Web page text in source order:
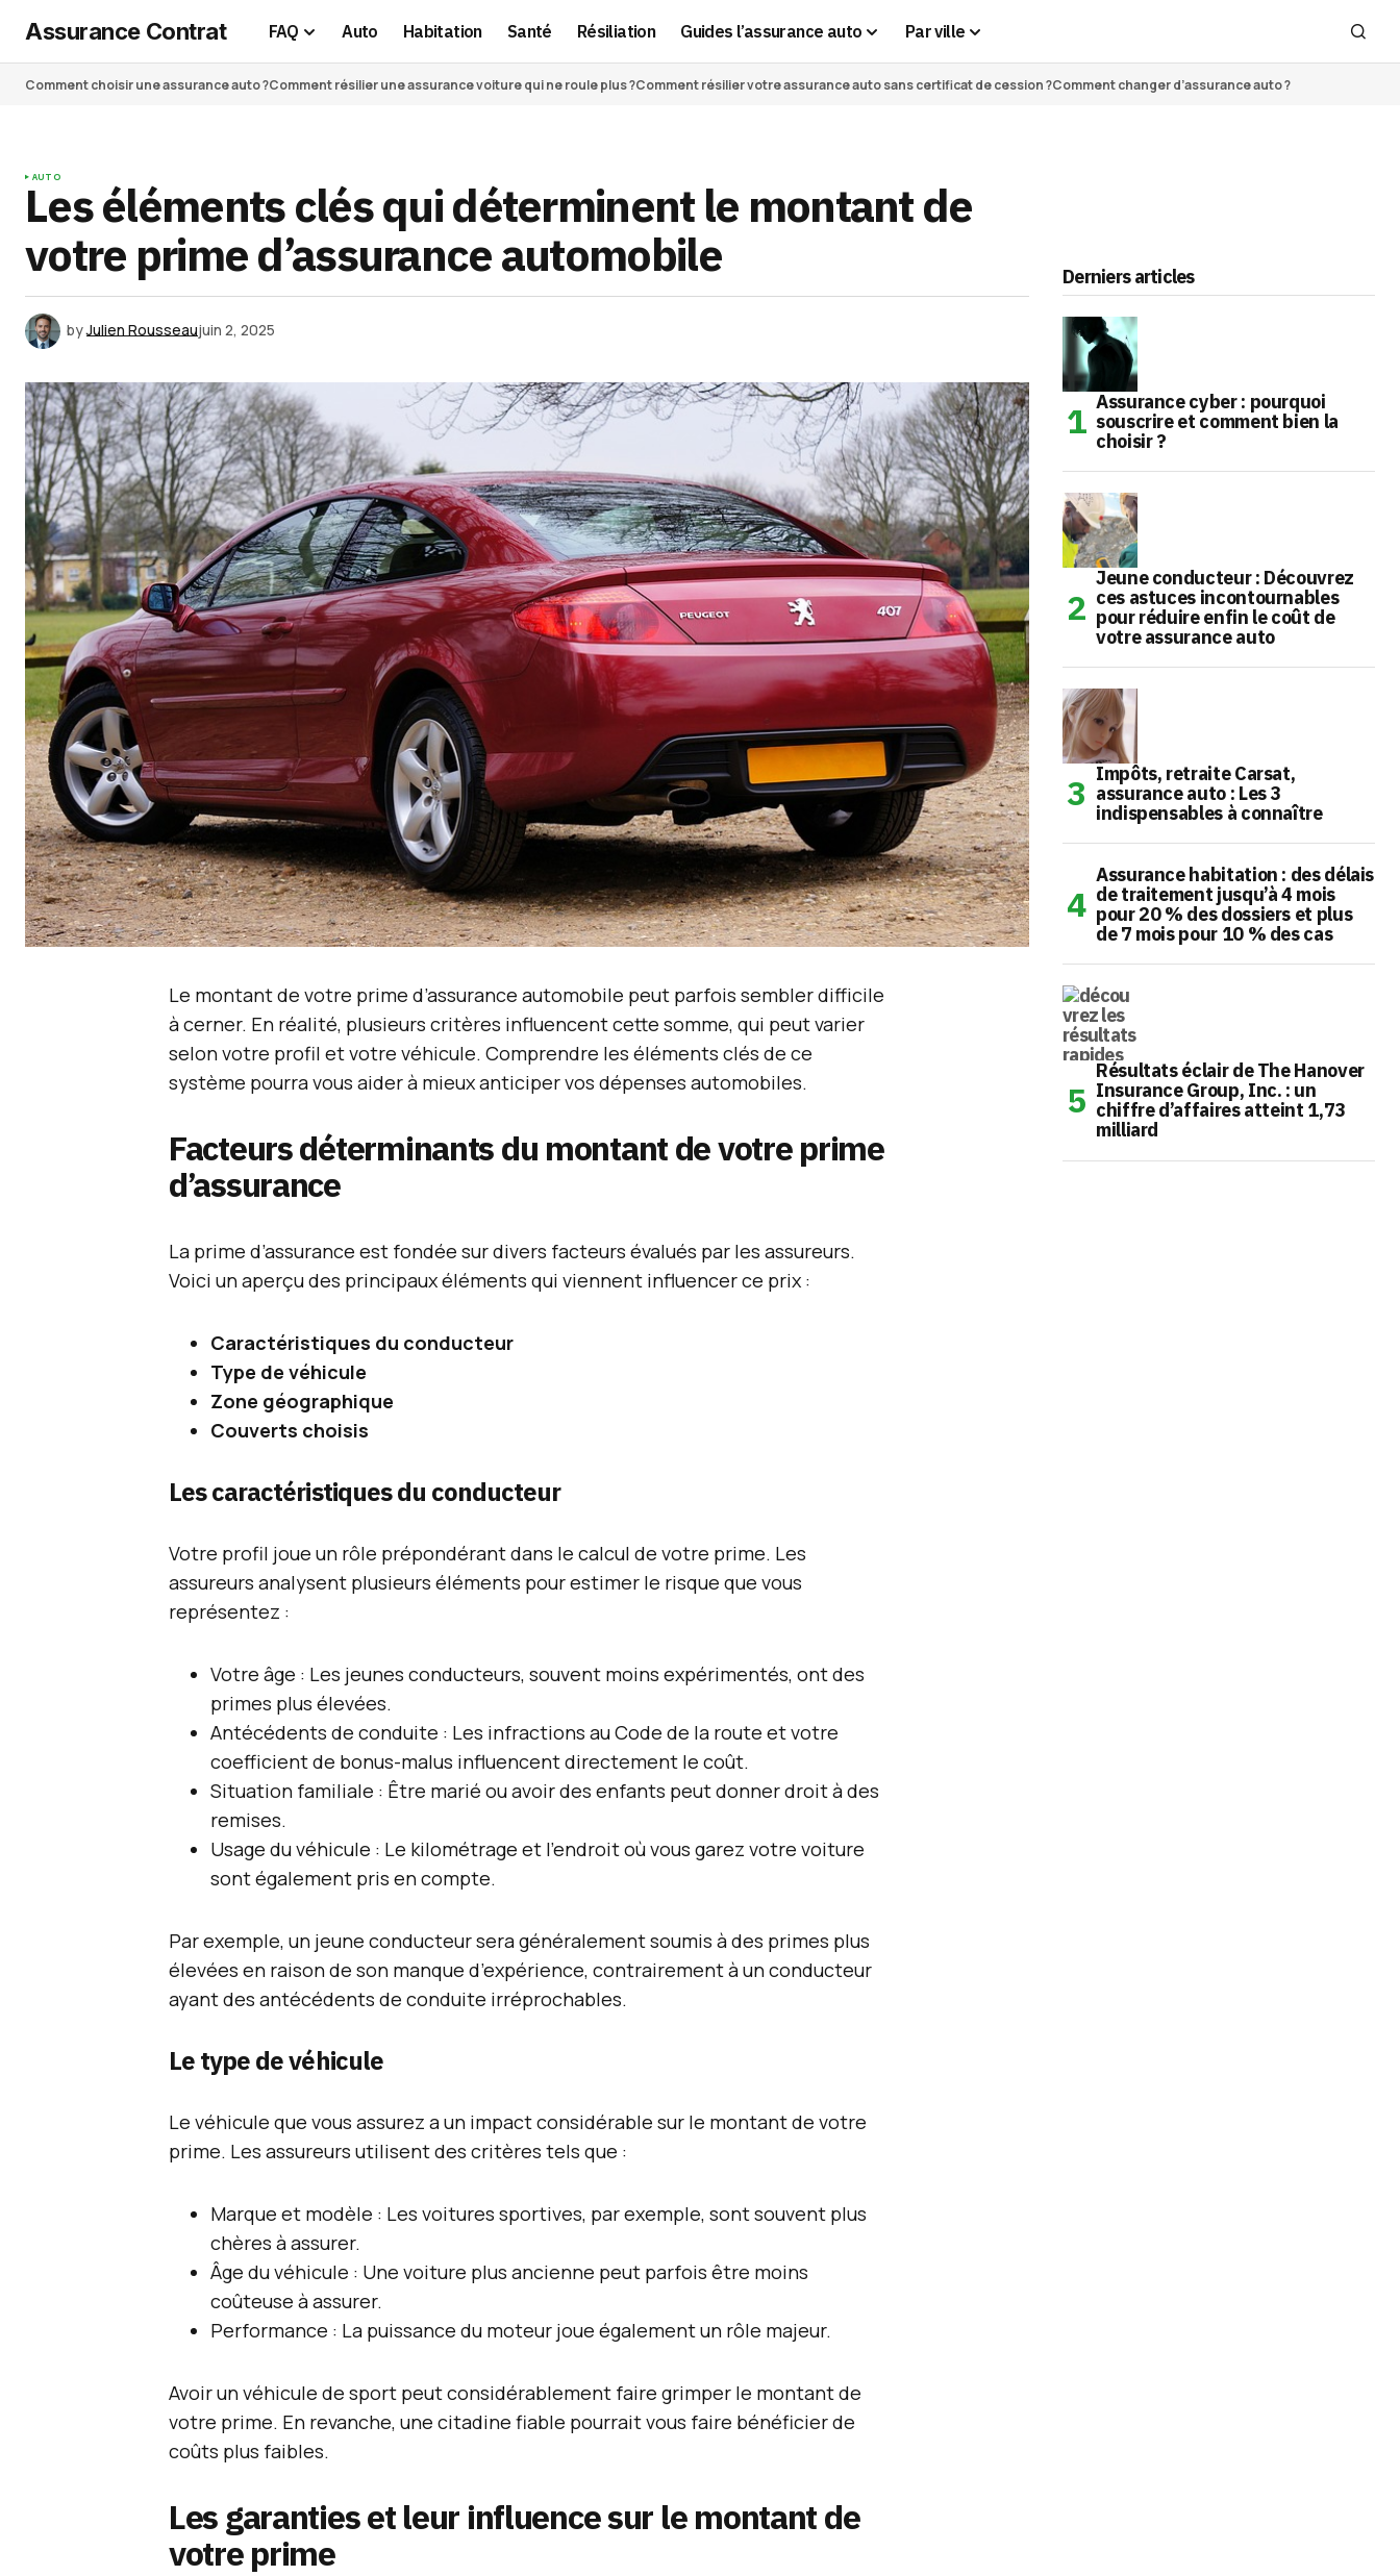
Assurance Contrat FAQ Auto Habitation Santé Résiliation Guides l’assurance auto Par ville
Comment choisir une assurance auto ?Comment résilier une assurance voiture qui ne roule plus ?Comment résilier votre assurance auto sans certificat de cession ?Comment changer d’assurance auto ?
AUTO
Les éléments clés qui déterminent le montant de
votre prime d’assurance automobile
byJulien Rousseaujuin 2, 2025
Le montant de votre prime d’assurance automobile peut parfois sembler difficile
à cerner. En réalité, plusieurs critères influencent cette somme, qui peut varier
selon votre profil et votre véhicule. Comprendre les éléments clés de ce
système pourra vous aider à mieux anticiper vos dépenses automobiles.
Facteurs déterminants du montant de votre prime
d’assurance
La prime d’assurance est fondée sur divers facteurs évalués par les assureurs.
Voici un aperçu des principaux éléments qui viennent influencer ce prix :
Caractéristiques du conducteur
Type de véhicule
Zone géographique
Couverts choisis
Les caractéristiques du conducteur
Votre profil joue un rôle prépondérant dans le calcul de votre prime. Les
assureurs analysent plusieurs éléments pour estimer le risque que vous
représentez :
Votre âge : Les jeunes conducteurs, souvent moins expérimentés, ont des
primes plus élevées.
Antécédents de conduite : Les infractions au Code de la route et votre
coefficient de bonus-malus influencent directement le coût.
Situation familiale : Être marié ou avoir des enfants peut donner droit à des
remises.
Usage du véhicule : Le kilométrage et l’endroit où vous garez votre voiture
sont également pris en compte.
Par exemple, un jeune conducteur sera généralement soumis à des primes plus
élevées en raison de son manque d’expérience, contrairement à un conducteur
ayant des antécédents de conduite irréprochables.
Le type de véhicule
Le véhicule que vous assurez a un impact considérable sur le montant de votre
prime. Les assureurs utilisent des critères tels que :
Marque et modèle : Les voitures sportives, par exemple, sont souvent plus
chères à assurer.
Âge du véhicule : Une voiture plus ancienne peut parfois être moins
coûteuse à assurer.
Performance : La puissance du moteur joue également un rôle majeur.
Avoir un véhicule de sport peut considérablement faire grimper le montant de
votre prime. En revanche, une citadine fiable pourrait vous faire bénéficier de
coûts plus faibles.
Les garanties et leur influence sur le montant de
votre prime
Derniers articles
Assurance cyber : pourquoi
souscrire et comment bien la
choisir ?
Jeune conducteur : Découvrez
ces astuces incontournables
pour réduire enfin le coût de
votre assurance auto
Impôts, retraite Carsat,
assurance auto : Les 3
indispensables à connaître
Assurance habitation : des délais
de traitement jusqu’à 4 mois
pour 20 % des dossiers et plus
de 7 mois pour 10 % des cas
Résultats éclair de The Hanover
Insurance Group, Inc. : un
chiffre d’affaires atteint 1,73
milliard